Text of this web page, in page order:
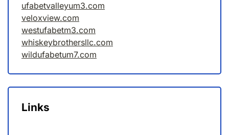
ufabetvalleyum3.com
veloxview.com
westufabetm3.com
whiskeybrothersllc.com
wildufabetum7.com
Links